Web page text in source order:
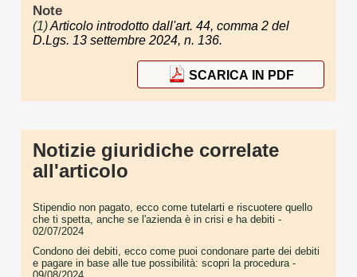
Note
(1)Articolo introdotto dall'art. 44, comma 2 del
D.Lgs. 13 settembre 2024, n. 136.
SCARICA IN PDF
Notizie giuridiche correlate
all'articolo
Stipendio non pagato, ecco come tutelarti e riscuotere quello
che ti spetta, anche se l'azienda è in crisi e ha debiti -
02/07/2024
Condono dei debiti, ecco come puoi condonare parte dei debiti
e pagare in base alle tue possibilità: scopri la procedura -